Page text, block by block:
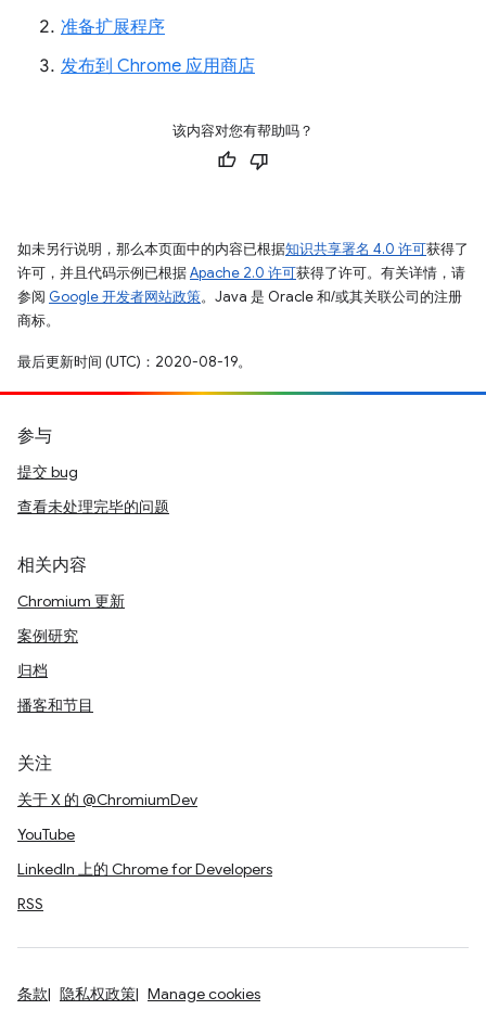
准备扩展程序
发布到 Chrome 应用商店
该内容对您有帮助吗？
如未另行说明，那么本页面中的内容已根据知识共享署名 4.0 许可获得了
许可，并且代码示例已根据Apache 2.0 许可获得了许可。有关详情，请
参阅 Google 开发者网站政策。Java 是 Oracle 和/或其关联公司的注册
商标。
最后更新时间 (UTC)：2020-08-19。
参与
提交 bug
查看未处理完毕的问题
相关内容
Chromium 更新
案例研究
归档
播客和节目
关注
关于 X 的 @ChromiumDev
YouTube
LinkedIn 上的 Chrome for Developers
RSS
条款 隐私权政策 Manage cookies